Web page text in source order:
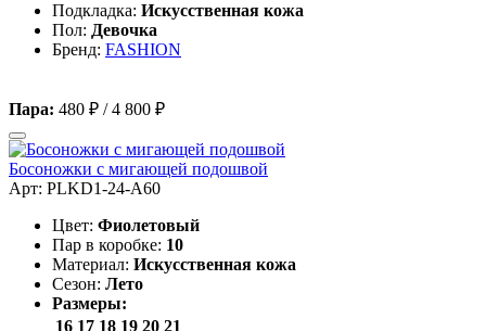
Подкладка: Искусственная кожа
Пол: Девочка
Бренд: FASHION
Пара: 480 ₽ /4 800 ₽
Босоножки с мигающей подошвой
Арт: PLKD1-24-A60
Цвет: Фиолетовый
Пар в коробке: 10
Материал: Искусственная кожа
Сезон: Лето
Размеры:
16 17 18 19 20 21